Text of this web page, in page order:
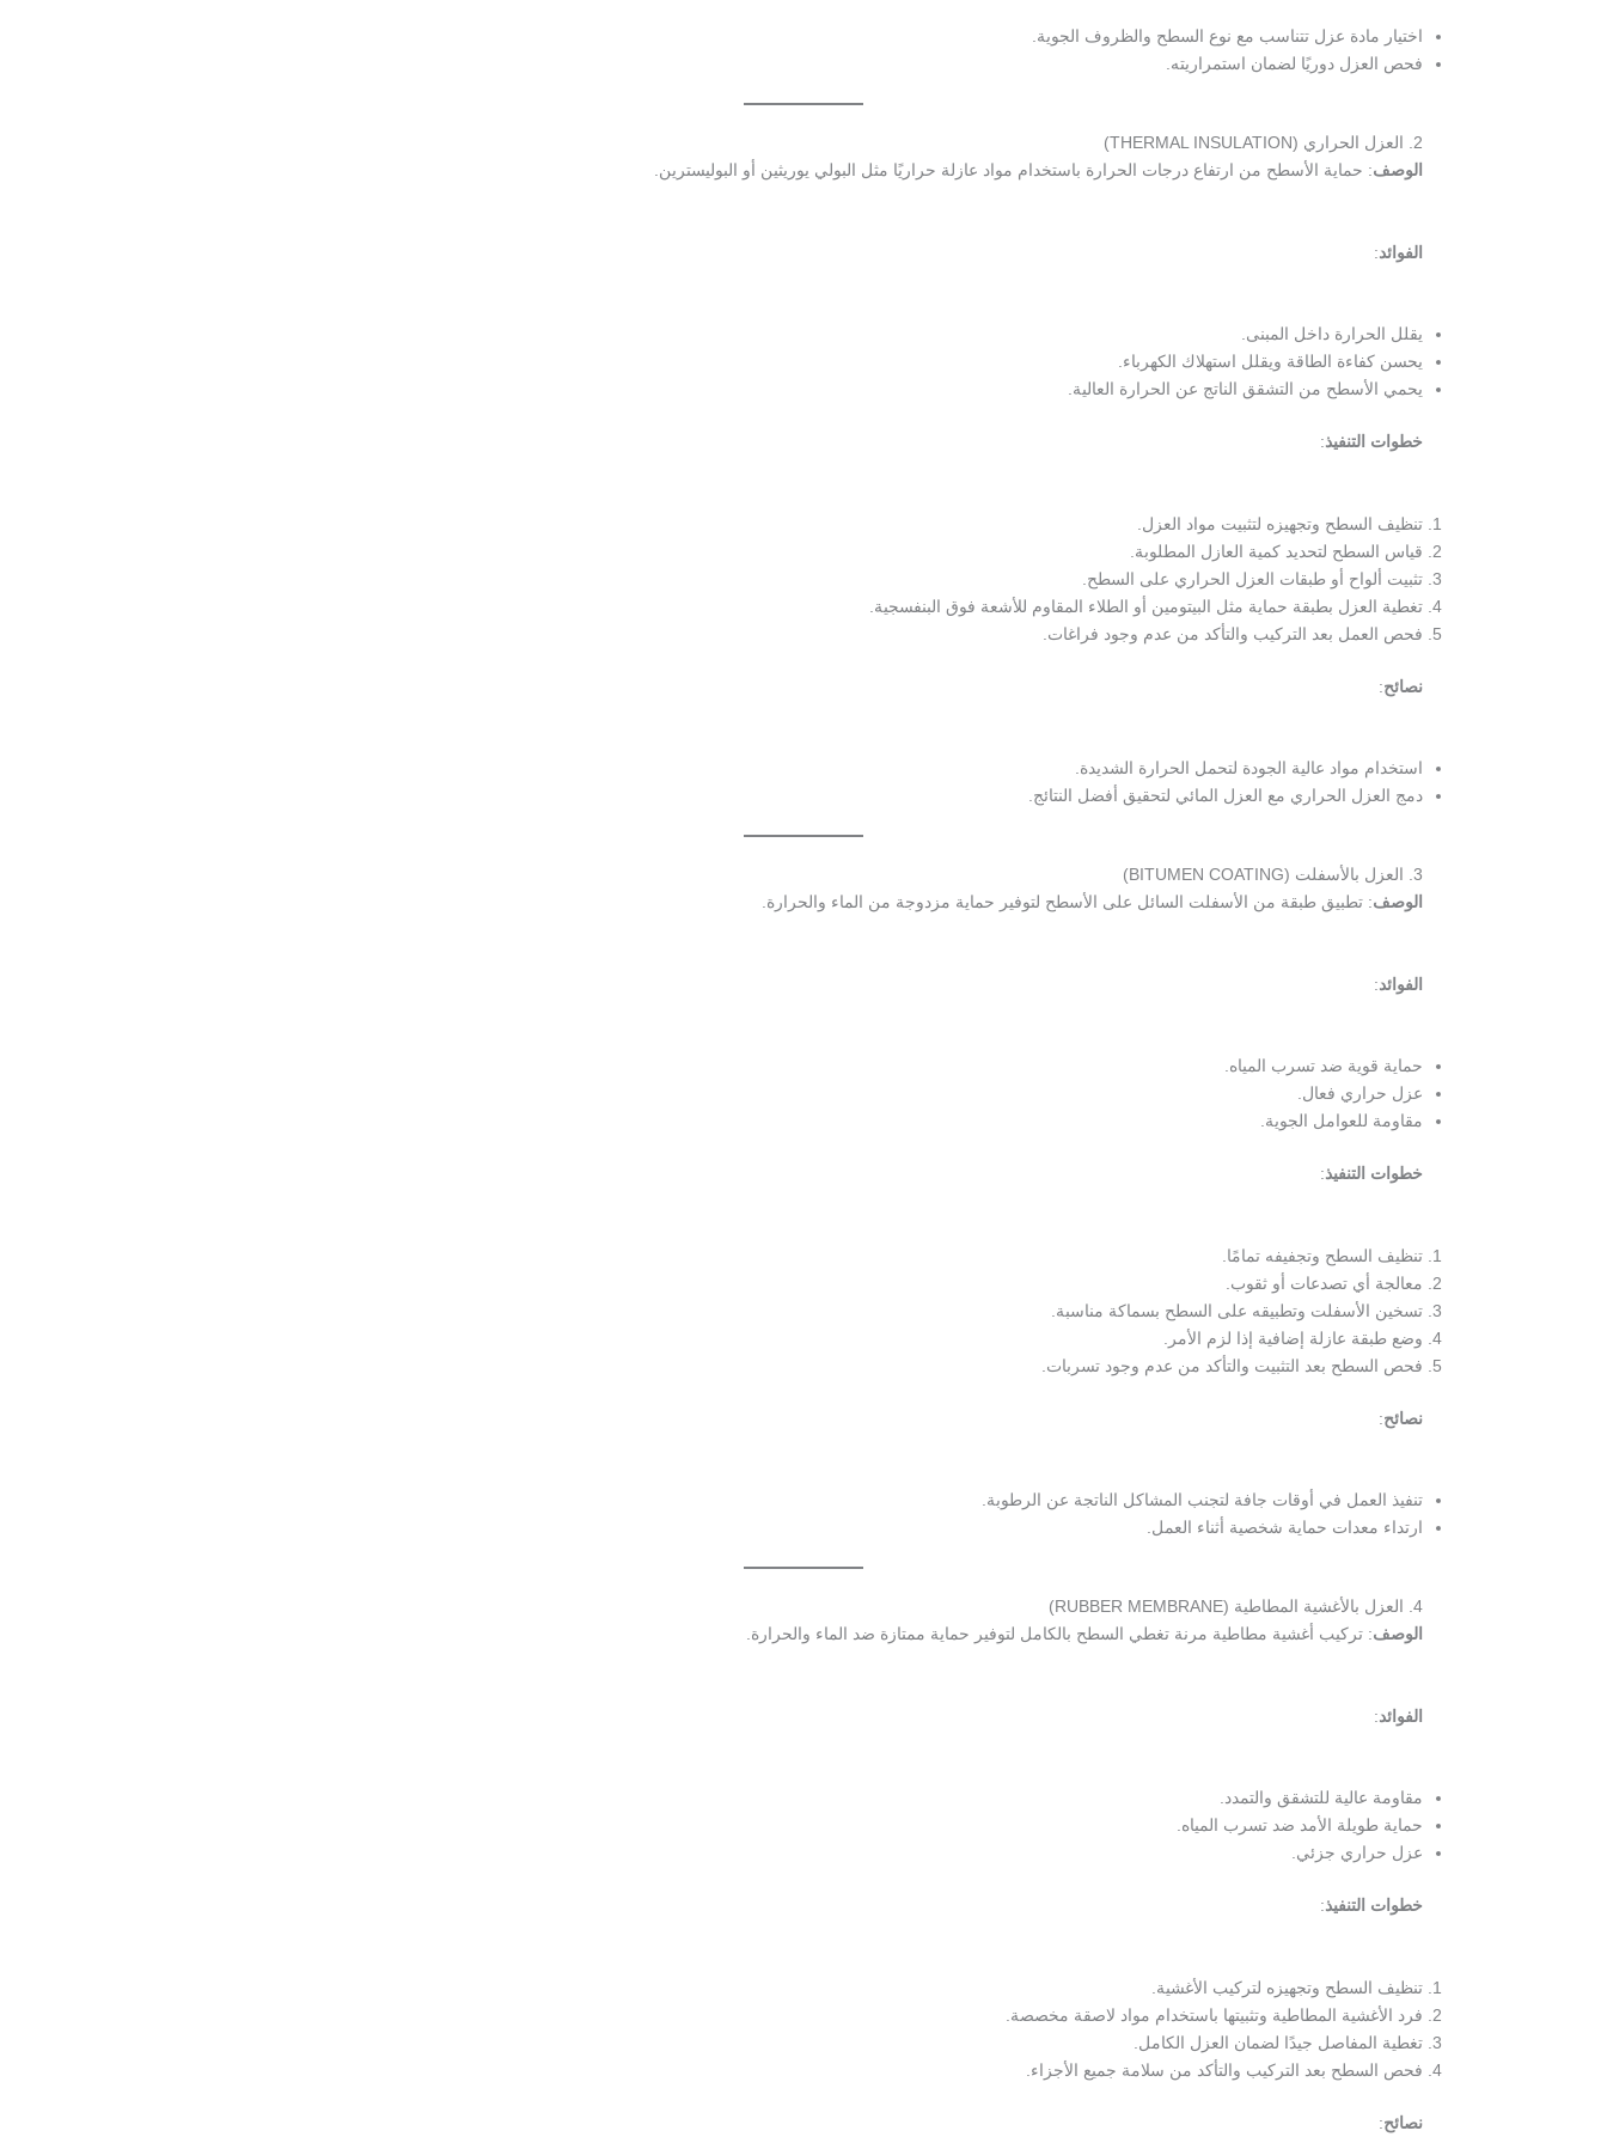
اختيار مادة عزل تتناسب مع نوع السطح والظروف الجوية.
فحص العزل دوريًا لضمان استمراريته.
2. العزل الحراري (THERMAL INSULATION)
الوصف: حماية الأسطح من ارتفاع درجات الحرارة باستخدام مواد عازلة حراريًا مثل البولي يوريثين أو البوليسترين.
الفوائد:
يقلل الحرارة داخل المبنى.
يحسن كفاءة الطاقة ويقلل استهلاك الكهرباء.
يحمي الأسطح من التشقق الناتج عن الحرارة العالية.
خطوات التنفيذ:
تنظيف السطح وتجهيزه لتثبيت مواد العزل.
قياس السطح لتحديد كمية العازل المطلوبة.
تثبيت ألواح أو طبقات العزل الحراري على السطح.
تغطية العزل بطبقة حماية مثل البيتومين أو الطلاء المقاوم للأشعة فوق البنفسجية.
فحص العمل بعد التركيب والتأكد من عدم وجود فراغات.
نصائح:
استخدام مواد عالية الجودة لتحمل الحرارة الشديدة.
دمج العزل الحراري مع العزل المائي لتحقيق أفضل النتائج.
3. العزل بالأسفلت (BITUMEN COATING)
الوصف: تطبيق طبقة من الأسفلت السائل على الأسطح لتوفير حماية مزدوجة من الماء والحرارة.
الفوائد:
حماية قوية ضد تسرب المياه.
عزل حراري فعال.
مقاومة للعوامل الجوية.
خطوات التنفيذ:
تنظيف السطح وتجفيفه تمامًا.
معالجة أي تصدعات أو ثقوب.
تسخين الأسفلت وتطبيقه على السطح بسماكة مناسبة.
وضع طبقة عازلة إضافية إذا لزم الأمر.
فحص السطح بعد التثبيت والتأكد من عدم وجود تسربات.
نصائح:
تنفيذ العمل في أوقات جافة لتجنب المشاكل الناتجة عن الرطوبة.
ارتداء معدات حماية شخصية أثناء العمل.
4. العزل بالأغشية المطاطية (RUBBER MEMBRANE)
الوصف: تركيب أغشية مطاطية مرنة تغطي السطح بالكامل لتوفير حماية ممتازة ضد الماء والحرارة.
الفوائد:
مقاومة عالية للتشقق والتمدد.
حماية طويلة الأمد ضد تسرب المياه.
عزل حراري جزئي.
خطوات التنفيذ:
تنظيف السطح وتجهيزه لتركيب الأغشية.
فرد الأغشية المطاطية وتثبيتها باستخدام مواد لاصقة مخصصة.
تغطية المفاصل جيدًا لضمان العزل الكامل.
فحص السطح بعد التركيب والتأكد من سلامة جميع الأجزاء.
نصائح: